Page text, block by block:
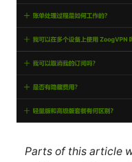
Parts of this article